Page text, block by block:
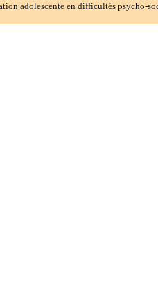
adolescente en difficultés psycho-